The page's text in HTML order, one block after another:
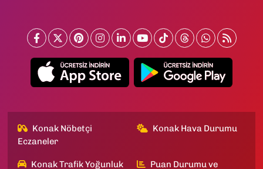
Konak Nöbetçi
Eczaneler
Konak Hava Durumu
Konak Trafik Yoğunluk Puan Durumu ve